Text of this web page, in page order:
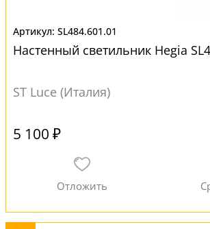
SL484.601.01
Настенный светильник Hegia
ST Luce (Италия)
5 100 ₽